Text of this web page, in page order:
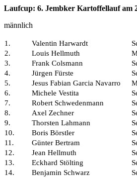
Laufcup: 6. Jembker Kartoffellauf am
männlich
1. Valentin Harwardt
2.
Louis Hellmuth
3.
Frank Colsmann
4.
Jürgen Fürste
5.
Jesus Fabian Garcia Navarro
6.
Michele Vestita
7.
Robert Schwedenmann
8.
Axel Zechner
9.
Thorsten Lahmann
10.
Boris Börstler
11.
Günter Bertram
12.
Jean Hellmuth
13.
Eckhard Stölting
14.
Benjamin Schwarz